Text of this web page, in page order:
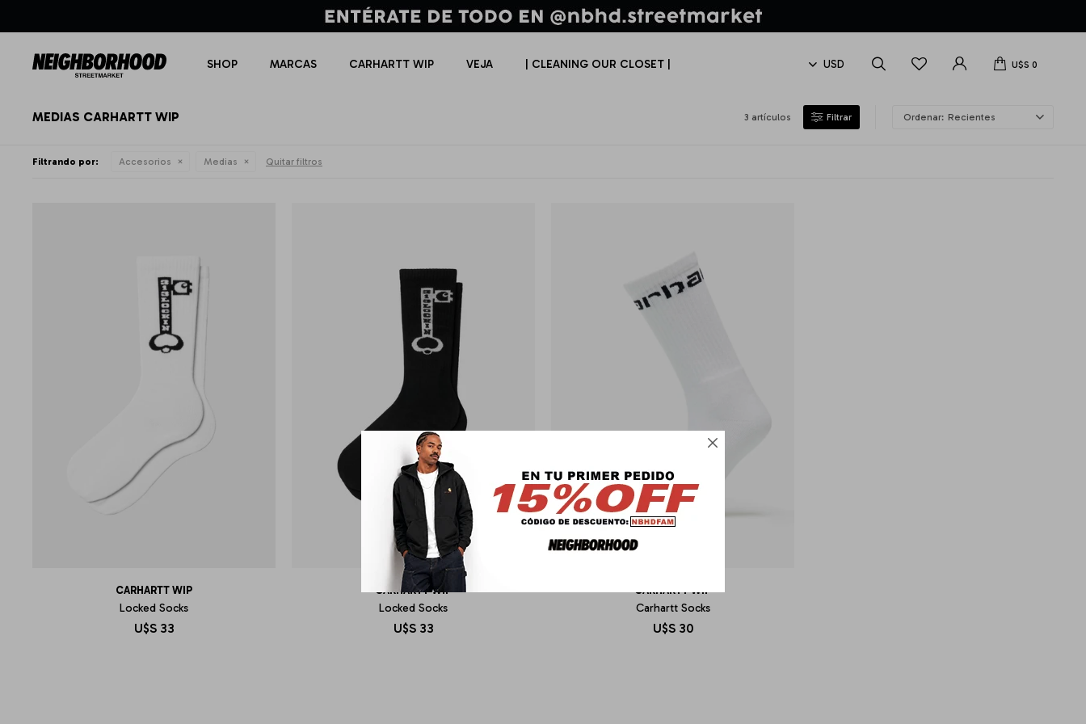

SHOP MARCAS CARHARTT WIP VEJA | CLEANING OUR CLOSET | U$S 0
MEDIAS CARHARTT WIP 3 artículos Recientes
Filtrando por: Accesorios Medias Quitar filtros
CARHARTT WIP
Locked Socks
U$S 33
CARHARTT WIP
Locked Socks
U$S 33
CARHARTT WIP
Carhartt Socks
U$S 30